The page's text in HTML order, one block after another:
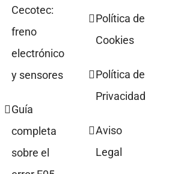
Cecotec:
freno
electrónico
y sensores
Guía
completa
sobre el
Política de
Cookies
Política de
Privacidad
Aviso
Legal